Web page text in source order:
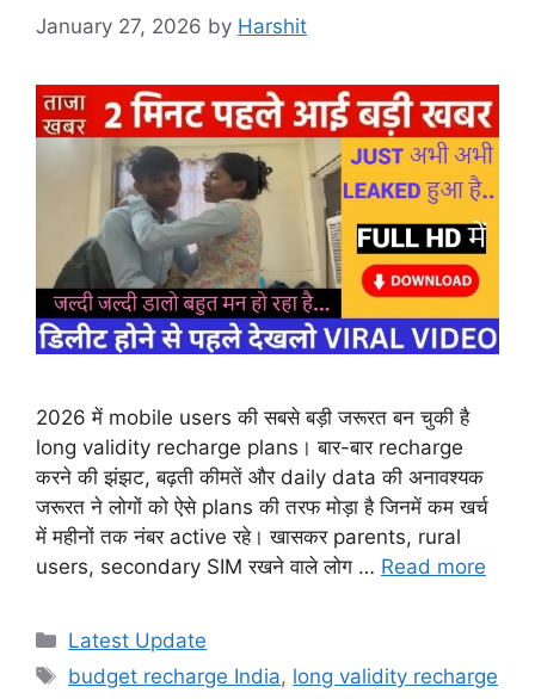
January 27, 2026 by Harshit
2026 में mobile users की सबसे बड़ी जरूरत बन चुकी है
long validity recharge plans। बार-बार recharge
करने की झंझट, बढ़ती कीमतें और daily data की अनावश्यक
जरूरत ने लोगों को ऐसे plans की तरफ मोड़ा है जिनमें कम खर्च
में महीनों तक नंबर active रहे। खासकर parents, rural
users, secondary SIM रखने वाले लोग … Read more
Categories
Latest Update
Tags
budget recharge India, long validity recharge